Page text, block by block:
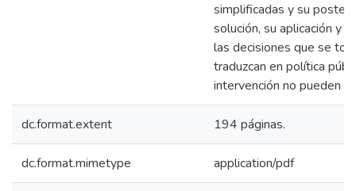
simplificadas y su
solución, su aplicación y
las decisiones que se
traduzcan en política
intervención no pueden
dc.format.extent 194 páginas.
dc.format.mimetype application/pdf